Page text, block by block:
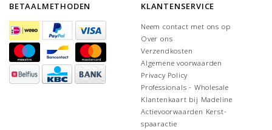
BETAALMETHODEN KLANTENSERVICE
Neem contact met ons op
Over ons
Verzendkosten
Algemene voorwaarden
Privacy Policy
Professionals - Wholesale
Klantenkaart bij Madeline
Actievoorwaarden Kerst-
spaaractie